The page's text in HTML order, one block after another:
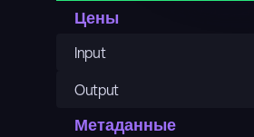
Цены
Input
Output
Метаданные